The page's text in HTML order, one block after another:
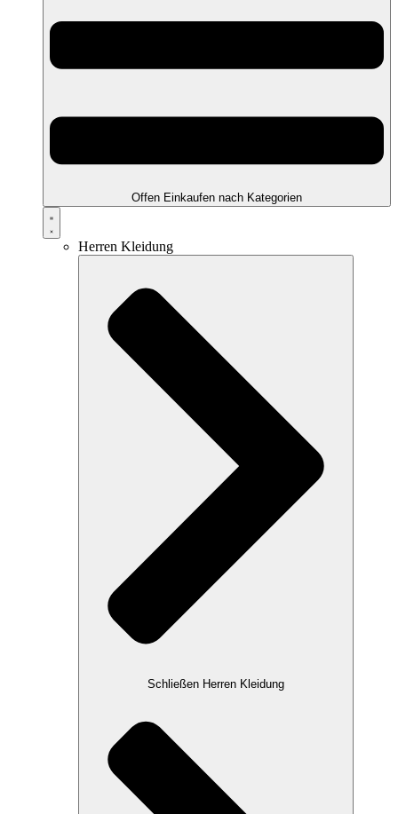
Offen Einkaufen nach Kategorien
Herren Kleidung
Schließen Herren Kleidung